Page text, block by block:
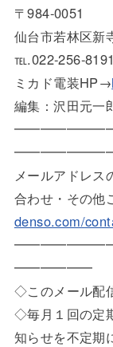
〒984-0051
仙台市若林区新
℡.022-256-
ミカド電装HP→
編集：沢田元一
メールアドレス
合わせ・その他
denso.com/
━━━━━━
◇このメール配
◇毎月１回の定
知らせを不定期